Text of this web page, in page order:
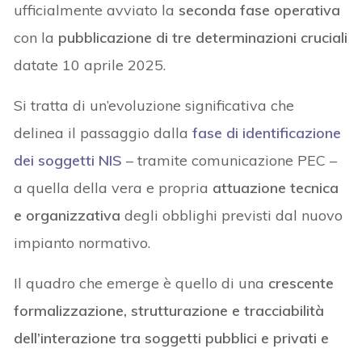
ufficialmente avviato la seconda fase operativa
con la pubblicazione di tre determinazioni cruciali
datate 10 aprile 2025.
Si tratta di un’evoluzione significativa che
delinea il passaggio dallafase di identificazione
dei soggetti NIS – tramite comunicazione PEC –
a quella della vera e propria attuazione tecnica
e organizzativa degli obblighi previsti dal nuovo
impianto normativo.
Il quadro che emerge è quello di una crescente
formalizzazione, strutturazione e tracciabilità
dell’interazione tra soggetti pubblici e privati e